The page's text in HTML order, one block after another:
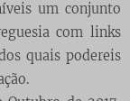
um conjunto
com links
quais podereis